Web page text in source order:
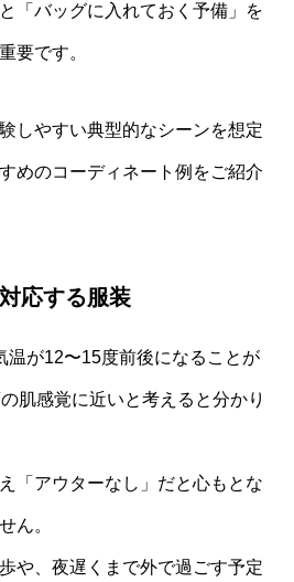
「バッグに入れておく予備」を
要です。
しやすい典型的なシーンを想定
めのコーディネート例をご紹介
応する服装
温が12〜15度前後になることが
肌感覚に近いと考えると分かり
「アウターなし」だと心もとな
ん。
や、夜遅くまで外で過ごす予定